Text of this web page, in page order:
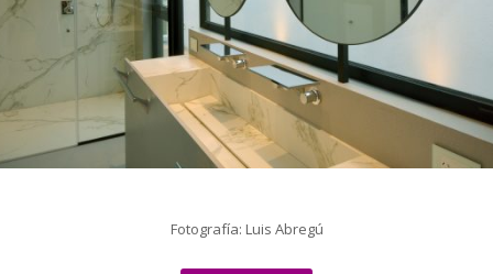
Fotografía: Luis Abregú